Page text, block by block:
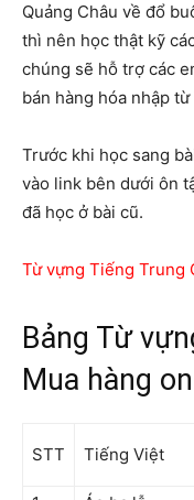
Quảng Châu về đổ
thì nên học thật kỹ
chúng sẽ hỗ trợ các
bán hàng hóa nhập
Trước khi học sang
vào link bên dưới ôn
đã học ở bài cũ.
Từ vựng Tiếng Trung
Bảng Từ
Mua hàng
STT Tiếng Việt